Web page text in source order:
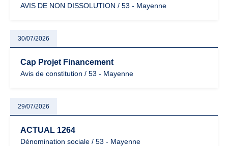
AVIS DE NON DISSOLUTION / 53 - Mayenne
30/07/2026
Cap Projet Financement
Avis de constitution / 53 - Mayenne
29/07/2026
ACTUAL 1264
Dénomination sociale / 53 - Mayenne